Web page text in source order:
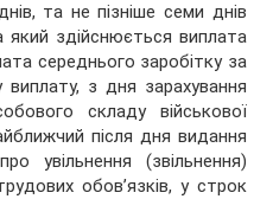
та не пізніше семи днів
який здійснюється виплата
середнього заробітку за
з дня зарахування
складу військової
після дня видання
увільнення (звільнення)
обов’язків, у строк